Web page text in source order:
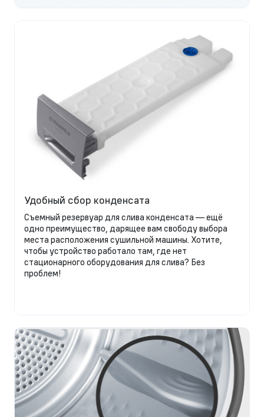
Удобный сбор конденсата
Съемный резервуар для слива конденсата — ещё
одно преимущество, дарящее вам свободу выбора
места расположения сушильной машины. Хотите,
чтобы устройство работало там, где нет
стационарного оборудования для слива? Без
проблем!